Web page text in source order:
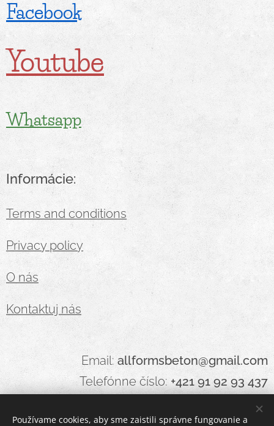
Facebook
Youtube
Whatsapp
Informácie:
Terms and conditions
Privacy policy
O nás
Kontaktuj nás
Email: allformsbeton@gmail.com
Telefónne číslo: +421 91 92 93 437
Používame cookies, aby sme zaistili správne fungovanie a